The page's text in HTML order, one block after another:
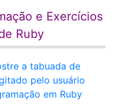
e Exercícios
Ruby
a tabuada de
pelo usuário
em Ruby